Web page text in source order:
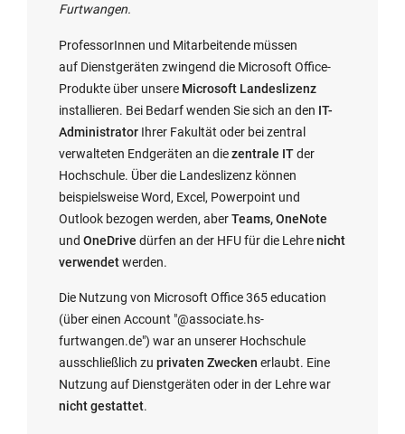
Furtwangen.
ProfessorInnen und Mitarbeitende müssen
auf Dienstgeräten zwingend die Microsoft Office-
Produkte über unsere Microsoft Landeslizenz
installieren. Bei Bedarf wenden Sie sich an den IT-
AdministratorIhrer Fakultät oder bei zentral
verwalteten Endgeräten an diezentrale ITder
Hochschule. Über die Landeslizenz können
beispielsweise Word, Excel, Powerpoint und
Outlook bezogen werden, aberTeams, OneNote
und OneDrive dürfen an der HFU für die Lehrenicht
verwendetwerden.
Die Nutzung von Microsoft Office 365 education
(über einen Account "@associate.hs-
furtwangen.de") war an unserer Hochschule
ausschließlich zu privaten Zwecken erlaubt. Eine
Nutzung auf Dienstgeräten oder in der Lehre war
nicht gestattet.